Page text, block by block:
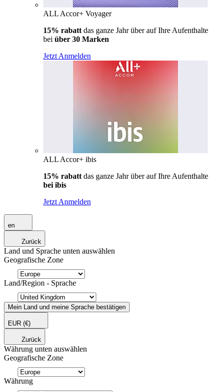
ALL Accor+ Voyager
15% rabatt das ganze Jahr über auf Ihre Aufenthalte
bei über 30 Marken
Jetzt Anmelden
ALL Accor+ ibis
15% rabatt das ganze Jahr über auf Ihre Aufenthalte
bei ibis
Jetzt Anmelden
en
Zurück
Land und Sprache unten auswählen
Geografische Zone
Land/Region - Sprache
Mein Land und meine Sprache bestätigen
EUR (€)
Zurück
Währung unten auswählen
Geografische Zone
Währung